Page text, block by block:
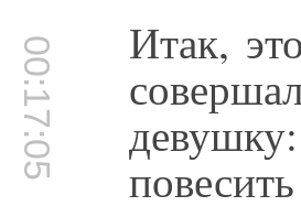
00:17:05 Итак,